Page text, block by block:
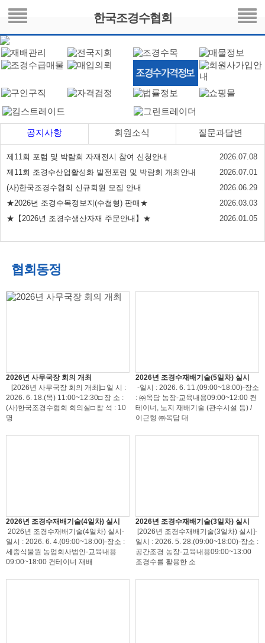
한국조경수협회
공지사항 회원소식 질문과답변
제11회 포럼 및 박람회 자재전시 참여 신청안내
2026.07.08
제11회 조경수산업활성화 발전포럼 및 박람회 개최안내
2026.07.01
(사)한국조경수협회 신규회원 모집 안내
2026.06.29
★2026년 조경수목정보지(수첩형) 판매★
2026.03.03
★【2026년 조경수생산자재 주문안내】★
2026.01.05
협회동정
2026년 사무국장 회의 개최
[2026년 사무국장 회의 개최]□ 일 시 :
2026. 6. 18.(목) 11:00~12:30□ 장 소 :
(사)한국조경수협회 회의실□ 참 석 : 10
명
2026년 조경수재배기술(5일차) 실시
-일시 : 2026. 6. 11.(09:00~18:00)-장소
: ㈜옥담 농장-교육내용09:00~12:00 컨
테이너, 노지 재배기술 (관수시설 등) /
이근형 ㈜옥담 대
2026년 조경수재배기술(4일차) 실시
2026년 조경수재배기술(4일차) 실시-
일시 : 2026. 6. 4.(09:00~18:00)-장소 :
세종식물원 농업회사법인-교육내용
09:00~18:00 컨테이너 재배
2026년 조경수재배기술(3일차) 실시
[2026년 조경수재배기술(3일차) 실시]-
일시 : 2026. 5. 28.(09:00~18:00)-장소 :
공간조경 농장-교육내용09:00~13:00
조경수를 활용한 소